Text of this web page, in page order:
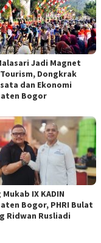
Jadi Magnet
Dongkrak
dan Ekonomi
Bogor
IX KADIN
Bogor, PHRI Bulat
Ridwan Rusliadi